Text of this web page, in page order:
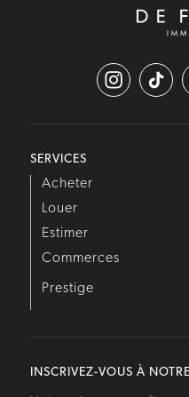
SERVICES
Acheter
Louer
Estimer
Commerces
Prestige
INSCRIVEZ-VOUS À